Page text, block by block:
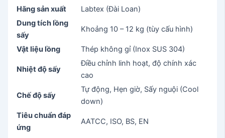
Hãng sản xuất
Labtex (Đài Loan)
Dung tích lồng
sấy
Khoảng 10 – 12 kg (tùy cấu hình)
Vật liệu lồng Thép không gỉ (Inox SUS 304)
Nhiệt độ sấy
Điều chỉnh linh hoạt, độ chính xác
cao
Chế độ sấy
Tự động, Hẹn giờ, Sấy nguội (Cool
down)
Tiêu chuẩn đáp
ứng
AATCC, ISO, BS, EN